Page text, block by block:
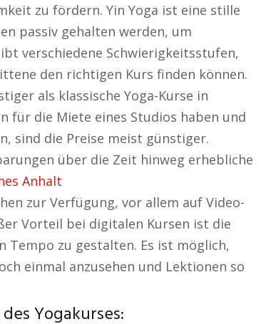
zu fördern. Yin Yoga ist eine stille
passiv gehalten werden, um
verschiedene Schwierigkeitsstufen,
den richtigen Kurs finden können.
als klassische Yoga-Kurse in
für die Miete eines Studios haben und
sind die Preise meist günstiger.
über die Zeit hinweg erhebliche
Anhalt
zur Verfügung, vor allem auf Video-
Vorteil bei digitalen Kursen ist die
Tempo zu gestalten. Es ist möglich,
einmal anzusehen und Lektionen so
Yogakurses: